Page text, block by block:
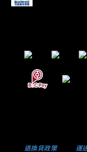
退換貨政策 運